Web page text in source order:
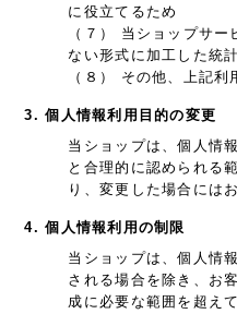
に役立てるため
（７） 当ショップサ
ない形式に加工した統
（８） その他、上記
3. 個人情報利用目的の変更
当ショップは、個人情
と合理的に認められる
り、変更した場合には
4. 個人情報利用の制限
当ショップは、個人情
される場合を除き、お
成に必要な範囲を超え